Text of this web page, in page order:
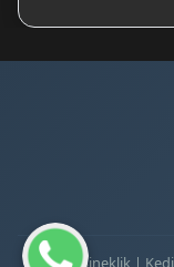
© 2026 Sineklik |